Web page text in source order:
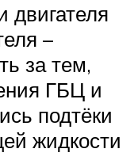
двигателя
–
за тем,
ГБЦ и
подтёки
жидкости